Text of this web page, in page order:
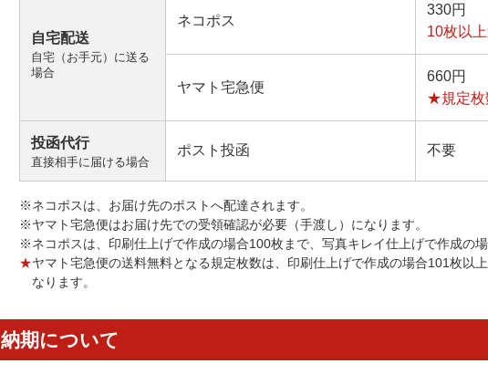
自宅配送
自宅（お手元）に送る
場合
ネコポス
330円
10枚以
ヤマト宅急便
660円
★規定枚
投函代行
直接相手に届ける場合
ポスト投函 不要
※ネコポスは、お届け先のポストへ配達されます。
※ヤマト宅急便はお届け先での受領確認が必要（手渡し）になります。
※ネコポスは、印刷仕上げで作成の場合100枚まで、写真キレイ仕上げで作成の
★ヤマト宅急便の送料無料となる規定枚数は、印刷仕上げで作成の場合101枚以
なります。
納期について